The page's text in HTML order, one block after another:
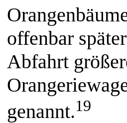
offenbar
Abfahrt
genannt.19